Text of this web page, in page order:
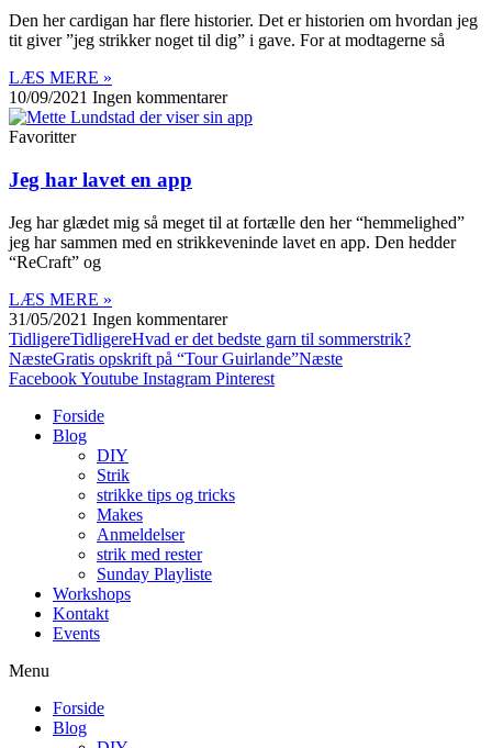
Den her cardigan har flere historier. Det er historien om hvordan jeg
tit giver ”jeg strikker noget til dig” i gave. For at modtagerne så
LÆS MERE »
10/09/2021 Ingen kommentarer
Favoritter
Jeg har lavet en app
Jeg har glædet mig så meget til at fortælle den her “hemmelighed”
jeg har sammen med en strikkeveninde lavet en app. Den hedder
“ReCraft” og
LÆS MERE »
31/05/2021 Ingen kommentarer
TidligereTidligereHvad er det bedste garn til sommerstrik?
NæsteGratis opskrift på “Tour Guirlande”Næste
FacebookYoutube Instagram Pinterest
Forside
Blog
DIY
Strik
strikke tips og tricks
Makes
Anmeldelser
strik med rester
Sunday Playliste
Workshops
Kontakt
Events
Menu
Forside
Blog